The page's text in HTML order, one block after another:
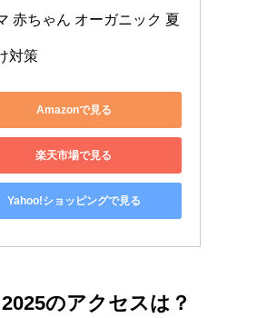
赤ちゃん オーガニック 夏
対策
Amazonで見る
楽天市場で見る
Yahoo!ショッピングで見る
のアクセスは？